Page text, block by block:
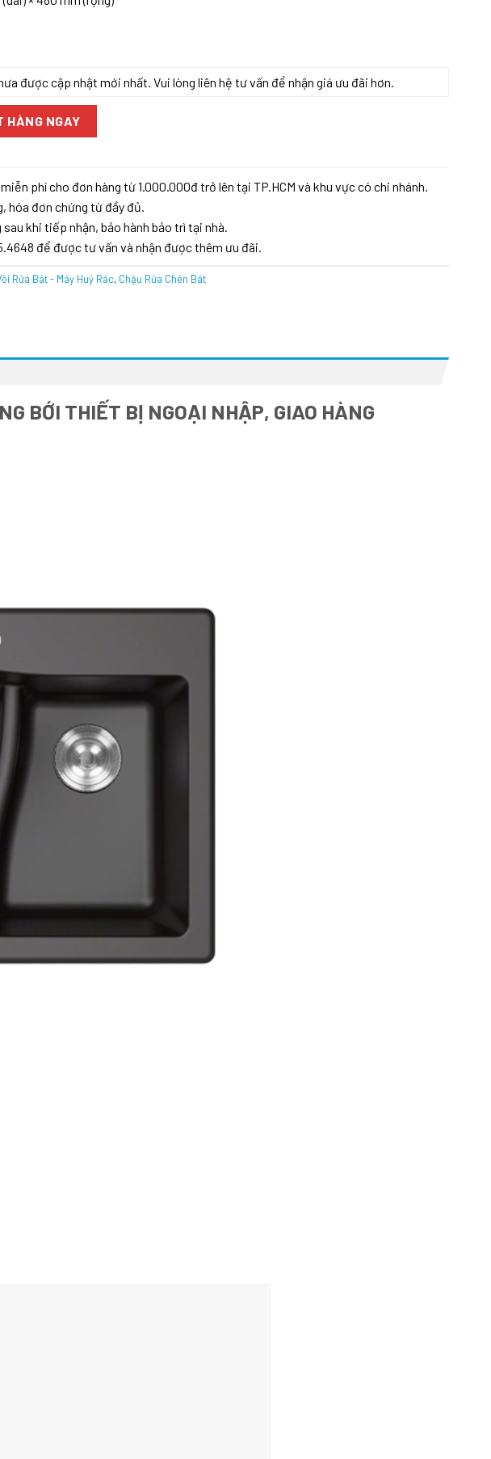
được cập nhật mới nhất. Vui lòng liên hệ tư vấn để nhận giá ưu đãi hơn.
số lượng
HÀNG NGAY
phí cho đơn hàng từ 1.000.000đ trở lên tại TP.HCM và khu vực có chi nhánh.
hóa đơn chứng từ đầy đủ.
khi tiếp nhận, bảo hành bảo trì tại nhà.
để được tư vấn và nhận được thêm ưu đãi.
Rửa Bát - Máy Huỷ Rác, Chậu Rửa Chén Bát
BỚI THIẾT BỊ NGOẠI NHẬP, GIAO HÀNG